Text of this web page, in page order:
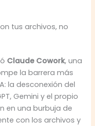
tus archivos, no
Claude Cowork, una
la barrera más
la desconexión del
Gemini y el propio
en una burbuja de
con los archivos y